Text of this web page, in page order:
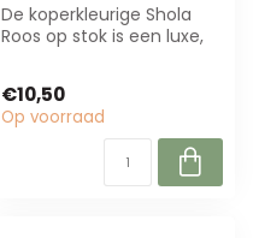
De koperkleurige Shola
Roos op stok is een luxe,
€10,50
Op voorraad